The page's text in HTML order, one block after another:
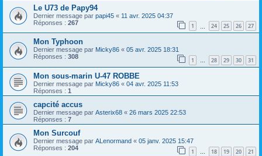
Le U73 de Papy94
Dernier message par papi45 « 11 avr. 2025 04:37
Réponses : 267 1 24 25 26 27
Mon Typhoon
Dernier message par Micky86 « 05 avr. 2025 18:31
Réponses : 308 1 … 28 29 30 31
Mon sous-marin U-47 ROBBE
Dernier message par Micky86 « 04 avr. 2025 11:53
Réponses : 1
capcité accus
Dernier message par Asterix68 « 26 mars 2025 22:53
Réponses : 7
Mon Surcouf
Dernier message par ALenormand « 05 janv. 2025 15:47
Réponses : 204 1 … 18 19 20 21